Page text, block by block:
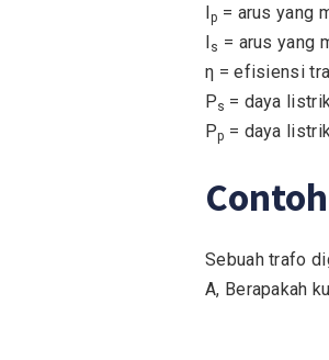
Ip = arus yang
Is = arus yang
η = efisiensi
Ps = daya
Pp = daya
Contoh
Sebuah trafo
A, Berapakah